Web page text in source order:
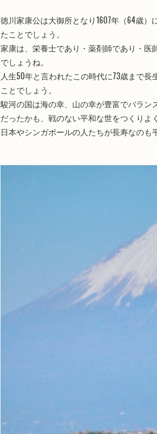
徳川家康公は大御所となり1607年（64歳
たことでしょう。
家康は、栄養士であり・薬剤師であり・
でしょうね。
人生50年と言われたこの時代に73歳まで
ことでしょう。
駿河の国は海の幸、山の幸が豊富でバラ
だったかも、戦のない平和な世をつくりよ
日本やシンガポールの人たちが長寿なのも